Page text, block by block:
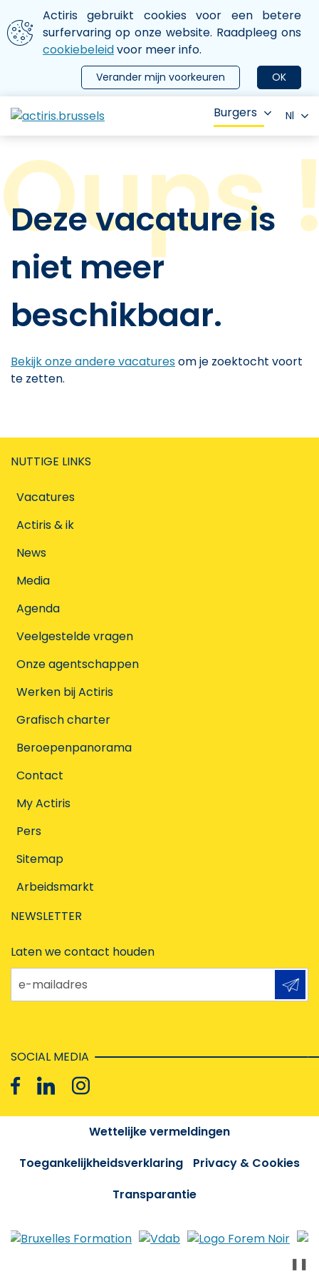
Aller au contenu principal
We gebruiken cookies
Actiris gebruikt cookies voor een betere
surfervaring op onze website. Raadpleeg ons
cookiebeleidvoor meer info.
OK
Verander mijn voorkeuren
le menu
Burgers Nl
Deze vacature is
niet meer
beschikbaar.
Bekijk onze andere vacaturesom je zoektocht voort
te zetten.
NUTTIGE LINKS
Vacatures
Actiris & ik
News
Media
Agenda
Veelgestelde vragen
Onze agentschappen
Werken bij Actiris
Grafisch charter
Beroepenpanorama
Contact
My Actiris
Pers
Sitemap
Arbeidsmarkt
NEWSLETTER
Laten we contact houden
e-mailadres
SOCIAL MEDIA
Wettelijke vermeldingen
Toegankelijkheidsverklaring
Privacy & Cookies
Transparantie
❚❚